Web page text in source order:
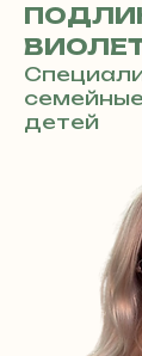
детей